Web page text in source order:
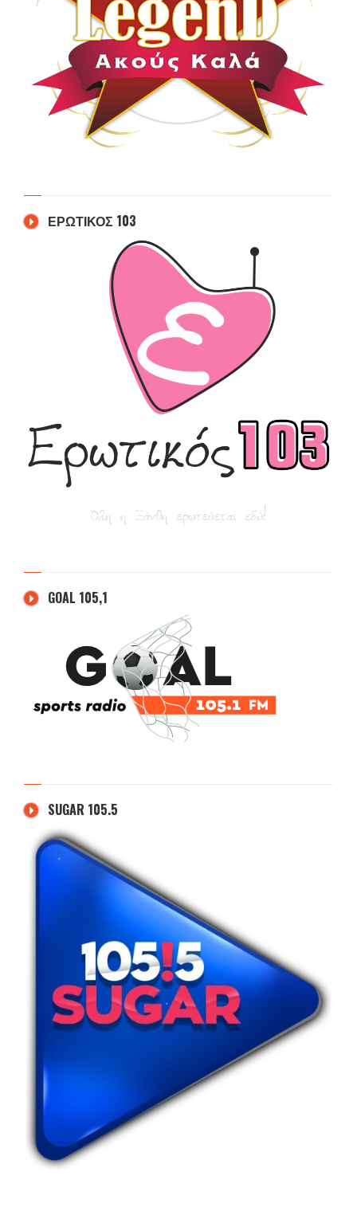
ΕΡΩΤΙΚΟΣ 103
GOAL 105,1
SUGAR 105.5